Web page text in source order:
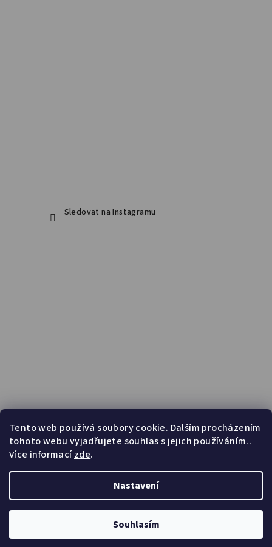
Tento web používá soubory cookie. Dalším procházením
tohoto webu vyjadřujete souhlas s jejich používáním..
Více informacízde.
Nastavení
Souhlasím
Sledovat na Instagramu
Vytvořil Shoptet